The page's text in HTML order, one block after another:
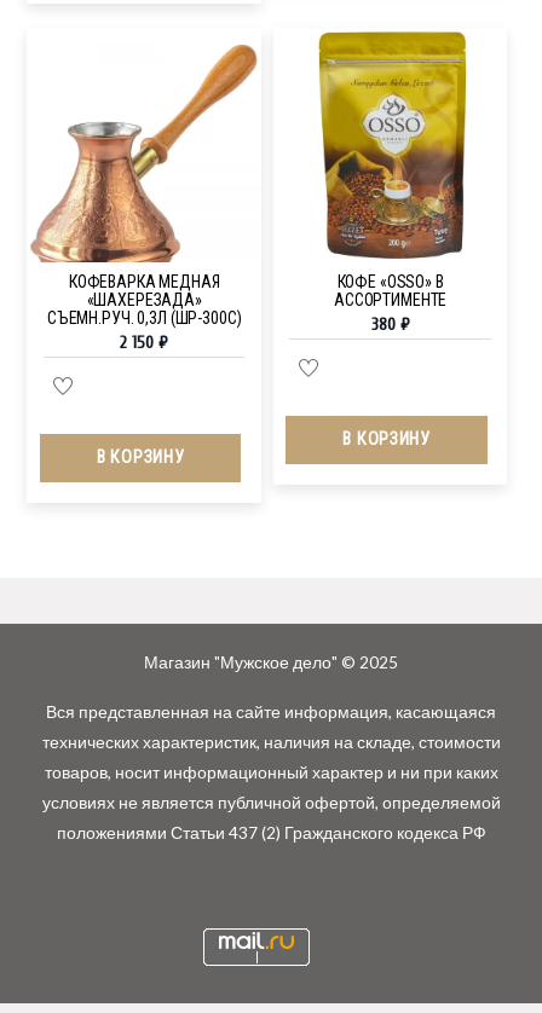
КОФЕВАРКА МЕДНАЯ
«ШАХЕРЕЗАДА»
СЪЕМН.РУЧ. 0,3Л (ШР-300С)
2 150₽
В КОРЗИНУ
КОФЕ «OSSO» В
АССОРТИМЕНТЕ
380 ₽
В КОРЗИНУ
Магазин "Мужское дело" © 2025
Вся представленная на сайте информация, касающаяся
технических характеристик, наличия на складе, стоимости
товаров, носит информационный характер и ни при каких
условиях не является публичной офертой, определяемой
положениями Статьи 437 (2) Гражданского кодекса РФ